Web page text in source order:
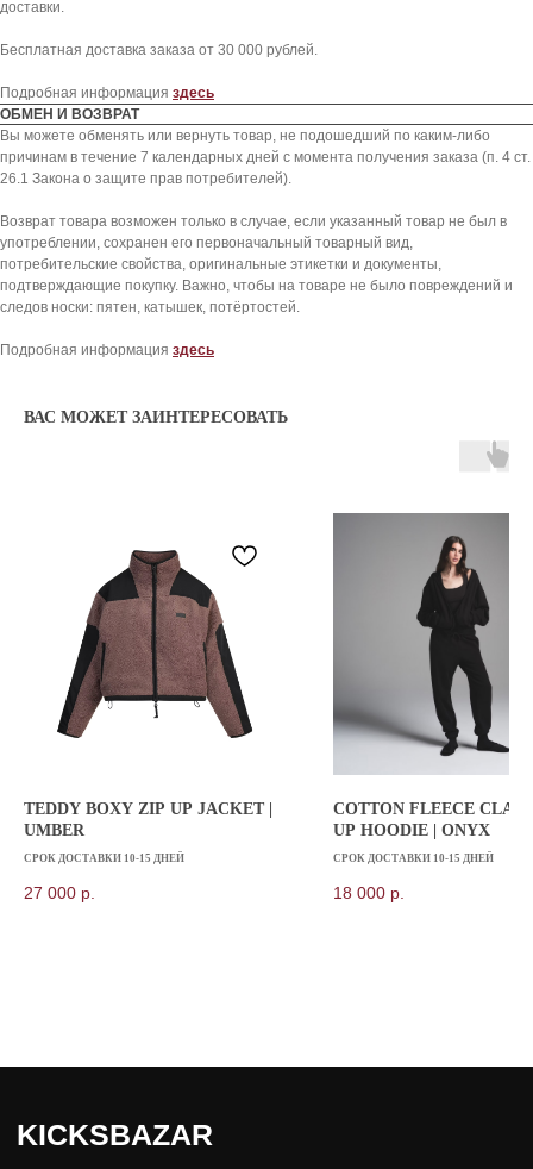
доставки.
Бесплатная доставка заказа от 30 000 рублей.
Подробная информация здесь
ОБМЕН И ВОЗВРАТ
Вы можете обменять или вернуть товар, не подошедший по каким-либо
причинам в течение 7 календарных дней с момента получения заказа (п. 4 ст.
26.1 Закона о защите прав потребителей).
Возврат товара возможен только в случае, если указанный товар не был в
употреблении, сохранен его первоначальный товарный вид,
потребительские свойства, оригинальные этикетки и документы,
подтверждающие покупку. Важно, чтобы на товаре не было повреждений и
следов носки: пятен, катышек, потёртостей.
Подробная информация здесь
ВАС МОЖЕТ ЗАИНТЕРЕСОВАТЬ
TEDDY BOXY ZIP UP JACKET |
UMBER
СРОК ДОСТАВКИ 10-15 ДНЕЙ
27 000 р.
COTTON FLEECE
UP HOODIE | ONYX
СРОК ДОСТАВКИ 10-15 ДНЕЙ
18 000 р.
ОПЛАТА
ОТЗЫВЫ КЛИЕНТОВ
ОТВЕТЫ НА ВОПРОСЫ
БЛОГ
ADIDAS
KHY
NEW BALANCE
ВСЕ БРЕНДЫ
© 2025 kicksbazar. Все права защищены.
ОГНИП 321774600144801
ИНН 773398988994
KICKSBAZAR@MAIL.RU
8 909 933 04 70